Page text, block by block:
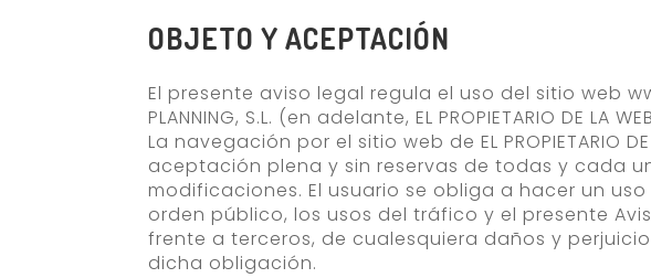
OBJETO Y ACEPTACIÓN
El presente aviso legal regula el uso del sitio web
PLANNING, S.L. (en adelante, EL PROPIETARIO DE LA
La navegación por el sitio web de EL PROPIETARIO
aceptación plena y sin reservas de todas y cada
modificaciones. El usuario se obliga a hacer un
orden público, los usos del tráfico y el presente Aviso
frente a terceros, de cualesquiera daños y
dicha obligación.